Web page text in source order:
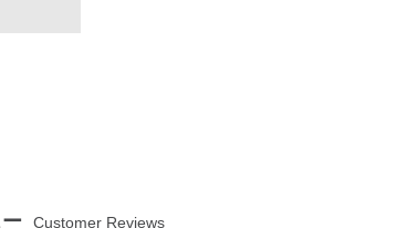
Customer Reviews